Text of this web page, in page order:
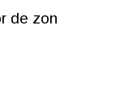
de zon